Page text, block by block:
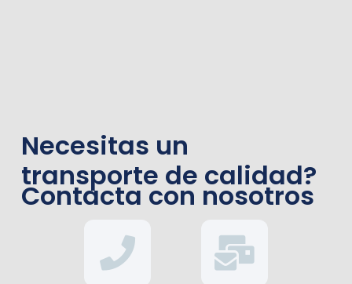
Necesitas un
transporte de calidad?
Contacta con nosotros